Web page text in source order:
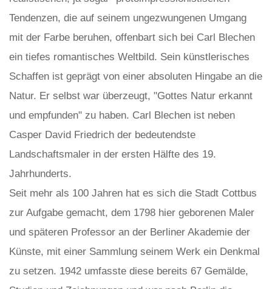
Tendenzen, die auf seinem ungezwungenen Umgang
mit der Farbe beruhen, offenbart sich bei Carl Blechen
ein tiefes romantisches Weltbild. Sein künstlerisches
Schaffen ist geprägt von einer absoluten Hingabe an die
Natur. Er selbst war überzeugt, "Gottes Natur erkannt
und empfunden" zu haben. Carl Blechen ist neben
Casper David Friedrich der bedeutendste
Landschaftsmaler in der ersten Hälfte des 19.
Jahrhunderts.
Seit mehr als 100 Jahren hat es sich die Stadt Cottbus
zur Aufgabe gemacht, dem 1798 hier geborenen Maler
und späteren Professor an der Berliner Akademie der
Künste, mit einer Sammlung seinem Werk ein Denkmal
zu setzen. 1942 umfasste diese bereits 67 Gemälde,